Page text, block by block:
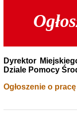
Dyrektor
Dziale Pomocy
Ogłoszenie o pracę